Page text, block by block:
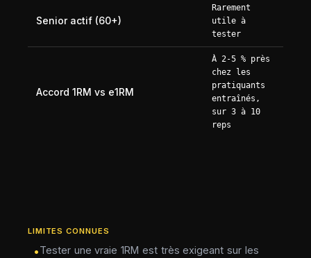
Senior actif (60+)
Rarement
utile à
tester
Accord 1RM vs e1RM
À 2-5 % près
chez les
pratiquants
entraînés,
sur 3 à 10
reps
LIMITES CONNUES
•Tester une vraie 1RM est très exigeant sur les